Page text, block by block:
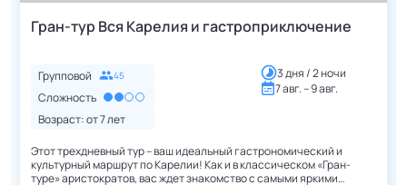
Гран-тур Вся Карелия и гастроприключение
Групповой 45
Сложность
Возраст: от7лет
3 дня / 2 ночи
7 авг. – 9 авг.
Этот трехдневный тур – ваш идеальный гастрономический и
культурный маршрут по Карелии! Как и в классическом «Гран-
туре» аристократов, вас ждет знакомство с самыми яркими